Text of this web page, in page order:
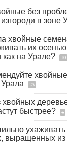
без
в зоне
хвойные
их осенью
как на Урале?
10
23
хвойных
быстрее?
4
выращенных из